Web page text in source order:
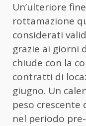
Un’ulteriore
rottamazione
considerati
grazie ai giorni
chiude con la
contratti di
giugno. Un
peso crescente
nel periodo